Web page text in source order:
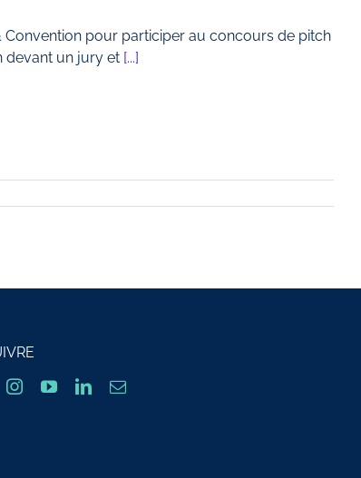
Convention pour participer au concours de pitch
devant un jury et [...]